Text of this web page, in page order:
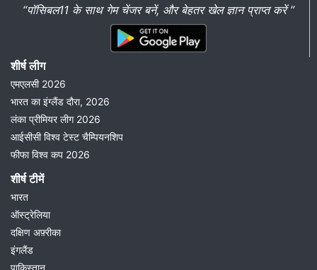
“पॉसिबल11 के साथ गेम चेंजर बनें, और बेहतर खेल ज्ञान प्राप्त करें ”
शीर्ष लीग
एमएलसी 2026
भारत का इंग्लैंड दौरा, 2026
लंका प्रीमियर लीग 2026
आईसीसी विश्व टेस्ट चैम्पियनशिप
फीफा विश्व कप 2026
शीर्ष टीमें
भारत
ऑस्ट्रेलिया
दक्षिण अफ़्रीका
इंगलैंड
पाकिस्तान